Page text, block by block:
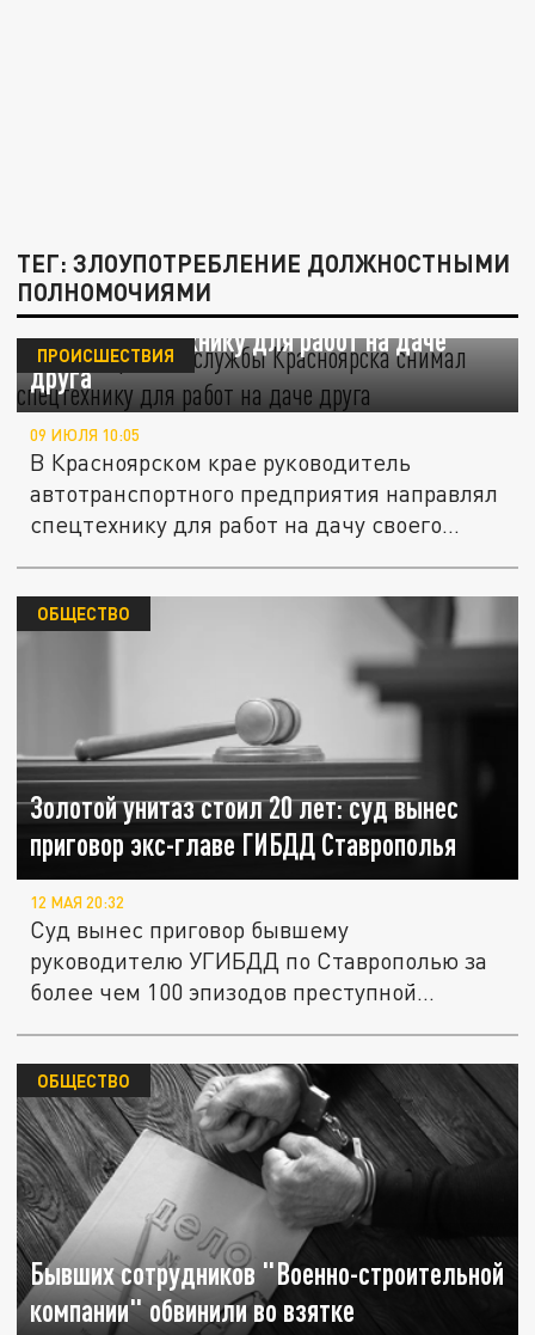
ТЕГ: ЗЛОУПОТРЕБЛЕНИЕ ДОЛЖНОСТНЫМИ
ПОЛНОМОЧИЯМИ
Глава дорожной службы Красноярска
снимал спецтехнику для работ на даче
друга
ПРОИСШЕСТВИЯ
09 ИЮЛЯ 10:05
В Красноярском крае руководитель
автотранспортного предприятия направлял
спецтехнику для работ на дачу своего...
Золотой унитаз стоил 20 лет: суд вынес
приговор экс-главе ГИБДД Ставрополья
ОБЩЕСТВО
12 МАЯ 20:32
Суд вынес приговор бывшему
руководителю УГИБДД по Ставрополью за
более чем 100 эпизодов преступной...
Бывших сотрудников "Военно-строительной
компании" обвинили во взятке
ОБЩЕСТВО